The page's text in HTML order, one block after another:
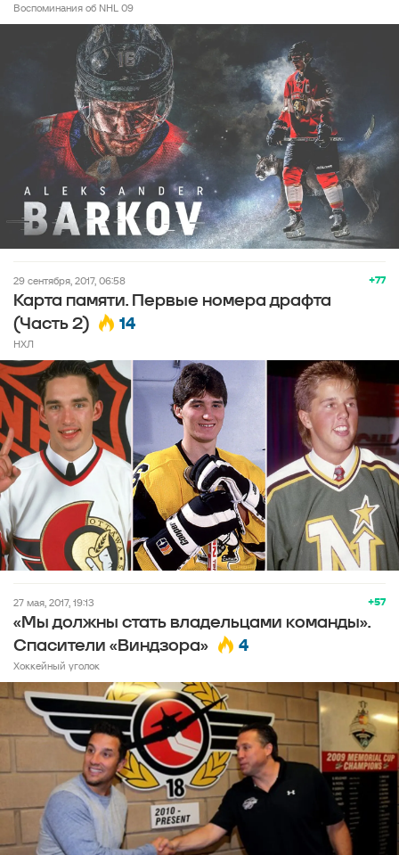
Воспоминания об NHL 09
+77
29 сентября, 2017, 06:58
Карта памяти. Первые номера драфта
(Часть 2)
14
НХЛ
+57
27 мая, 2017, 19:13
«Мы должны стать владельцами команды».
Спасители «Виндзора»
4
Хоккейный уголок